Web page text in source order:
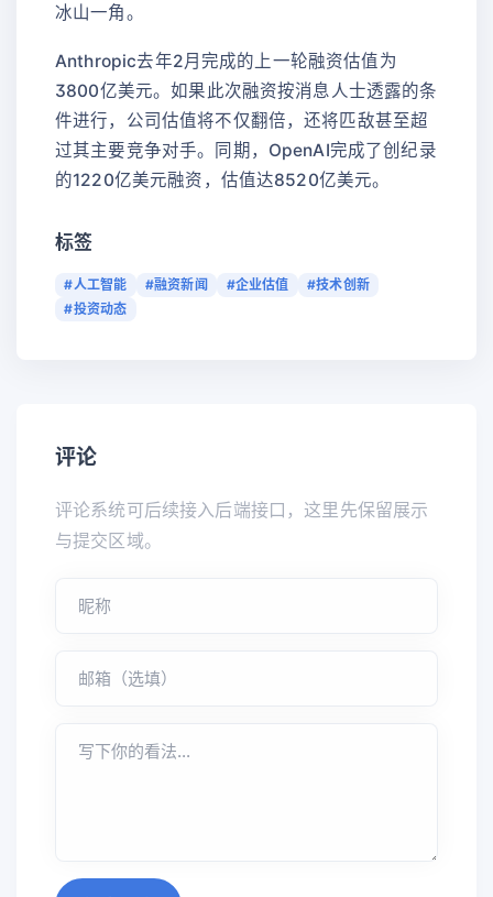
冰山一角。
Anthropic去年2月完成的上一轮融资估值为
3800亿美元。如果此次融资按消息人士透露的条
件进行，公司估值将不仅翻倍，还将匹敌甚至超
过其主要竞争对手。同期，OpenAI完成了创纪录
的1220亿美元融资，估值达8520亿美元。
标签
#人工智能 #融资新闻 #企业估值
#技术创新
#投资动态
评论
评论系统可后续接入后端接口，这里先保留展示
与提交区域。